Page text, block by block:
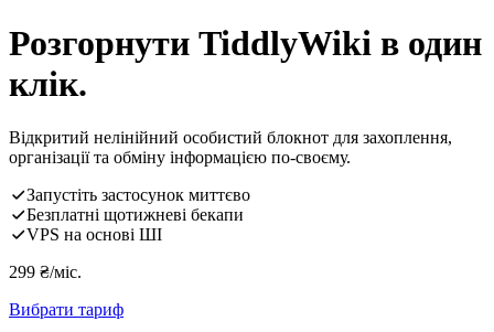
Розгорнути TiddlyWiki в один
клік.
Відкритий нелінійний особистий блокнот для захоплення,
організації та обміну інформацією по-своєму.
Запустіть застосунок миттєво
Безплатні щотижневі бекапи
VPS на основі ШІ
299 ₴/міс.
Вибрати тариф